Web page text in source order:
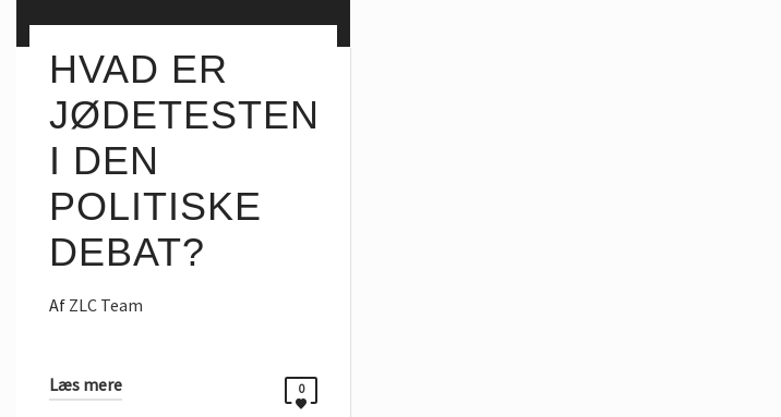
HVAD ER
JØDETESTEN
I DEN
POLITISKE
DEBAT?
Af ZLC Team
Læs mere 0